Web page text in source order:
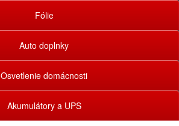
Fólie
Auto doplnky
Osvetlenie domácnosti
Akumulátory a UPS